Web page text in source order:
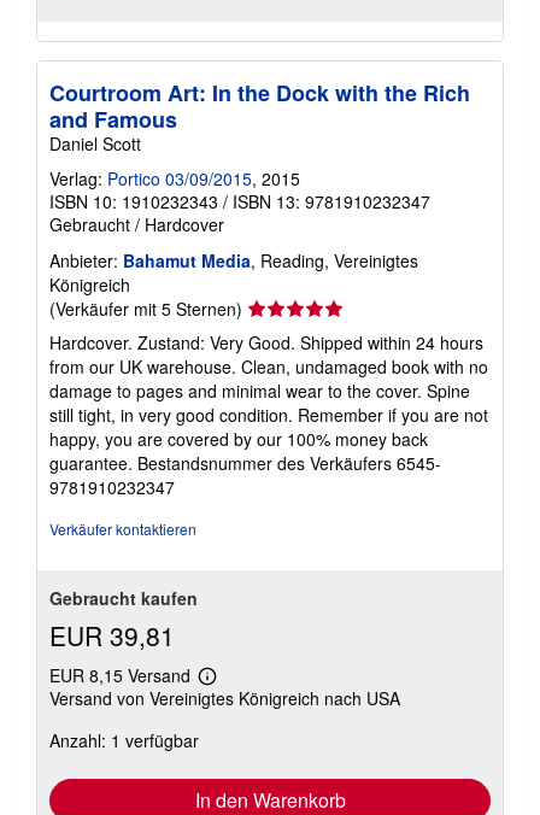
Courtroom Art: In the Dock with the Rich
and Famous
Daniel Scott
Verlag: Portico 03/09/2015, 2015
ISBN 10: 1910232343 / ISBN 13: 9781910232347
Gebraucht / Hardcover
Anbieter: Bahamut Media, Reading, Vereinigtes
Königreich
(Verkäufer mit 5 Sternen) Verkäuferbewertung
5
von
5
Sternen
Hardcover. Zustand: Very Good. Shipped within 24 hours
from our UK warehouse. Clean, undamaged book with no
damage to pages and minimal wear to the cover. Spine
still tight, in very good condition. Remember if you are not
happy, you are covered by our 100% money back
guarantee. Bestandsnummer des Verkäufers 6545-
9781910232347
Verkäufer kontaktieren
Gebraucht kaufen
EUR 39,81
EUR 8,15 Versand
Weitere
Informationen
Versand von Vereinigtes Königreich nach USA
Anzahl: 1 verfügbar
In den Warenkorb